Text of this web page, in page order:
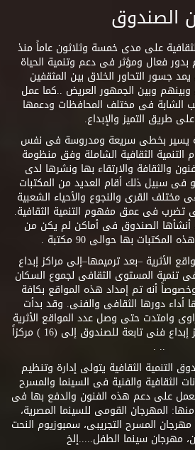
الصندوق
على مدى خمسة وثلاثون عاماً منذ
1989 أن يقوم بدور فعال ومؤثر فى دعم وتنمية الحياة
جسور التحاور الخلاق بين المثقفين
وبين الجمهور العريض ..كما عمل
فى مختلف المحافظات ودعمها
طريق التميز والإبداع.
يسير بخطى سريعة ومدروسة فى نفس
الثقافية الشاملة وفق منظومة
والثقافة والارتقاء بها ونشرها لدى
سبيل ذلك أقام العديد من المكتبات
مختلف القرى والنجوع والأحياء الشعبية
تضرب فى عمق مفهوم التنمية الثقافية.
أنشأها الصندوق فى أماكن لم يكن من
بها حوالى 90 مكتبة .
الأثرية –بعد ترميمها–إلى مراكز إبداع
تنمية المستوى الثقافى لجموع السكان
أنه تم إمداد هذه المواقع بكافة
أداء دورها الثقافى والفنى. وقد بدأت
ببيت الهراوى وامتدت حتى وصل عدد المواقع الأثرية
التى تم تحويلها إلى مراكز إبداع فنى تابعة للصندوق إلى (16 ) مركزاً
.. .
التنمية الثقافية يتولى إدارة وتنظيم
الثقافية والفنية فى السينما والمسرح
تعمل على دعم هذه الفنون والدفع بها فى
المهرجان القومى للسينما المصرية،
المسرح التجريبى، سمبوزيوم النحت
مهرجان سينما الطفل.....إلخ